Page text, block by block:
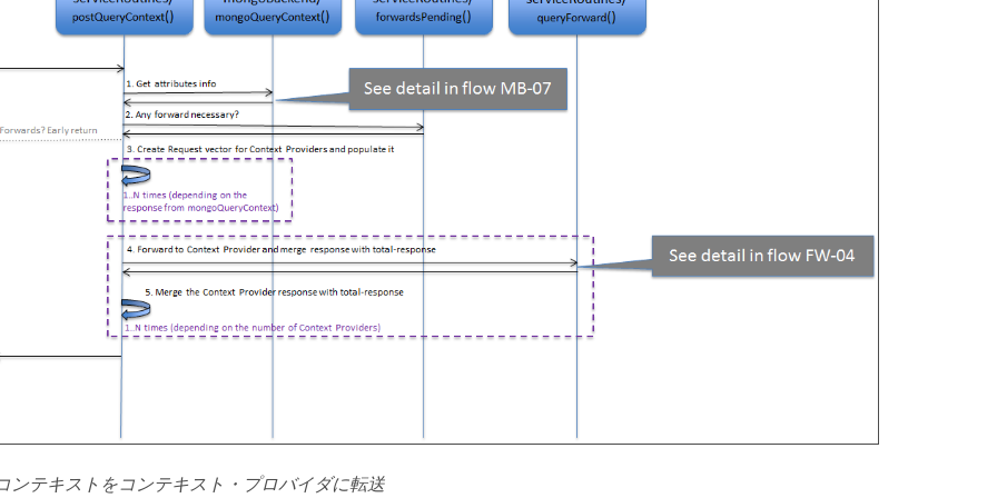
ンテキストをコンテキスト・プロバイダに転送